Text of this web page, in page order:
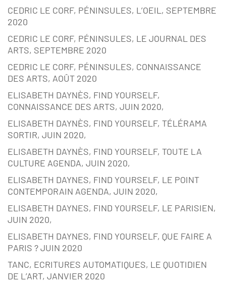
CEDRIC LE CORF, PÉNINSULES, L’OEIL, SEPTEMBRE
2020
CEDRIC LE CORF, PÉNINSULES, LE JOURNAL DES
ARTS, SEPTEMBRE 2020
CEDRIC LE CORF, PÉNINSULES, CONNAISSANCE
DES ARTS, AOÛT 2020
ELISABETH DAYNÈS, FIND YOURSELF,
CONNAISSANCE DES ARTS, JUIN 2020,
ELISABETH DAYNÈS, FIND YOURSELF, TÉLÉRAMA
SORTIR, JUIN 2020,
ELISABETH DAYNÈS, FIND YOURSELF, TOUTE LA
CULTURE AGENDA, JUIN 2020,
ELISABETH DAYNES, FIND YOURSELF, LE POINT
CONTEMPORAIN AGENDA, JUIN 2020,
ELISABETH DAYNES, FIND YOURSELF, LE PARISIEN,
JUIN 2020,
ELISABETH DAYNES, FIND YOURSELF, QUE FAIRE A
PARIS ? JUIN 2020
TANC, ECRITURES AUTOMATIQUES, LE QUOTIDIEN
DE L’ART, JANVIER 2020